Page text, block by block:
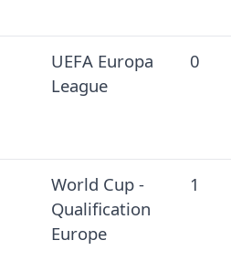
UEFA Europa
League
0
World Cup -
Qualification
Europe
1